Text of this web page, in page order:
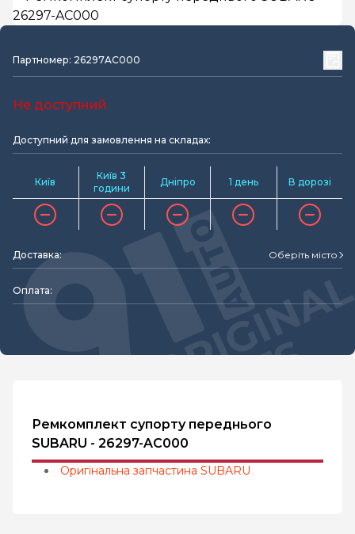
Партномер: 26297AC000
Не доступний
Доступний для замовлення на складах:
Київ
Київ 3
години
Дніпро 1 день В дорозі
Доставка: Оберіть місто
Оплата:
Ремкомплект супорту переднього
SUBARU - 26297-AC000
Оригінальна запчастина SUBARU